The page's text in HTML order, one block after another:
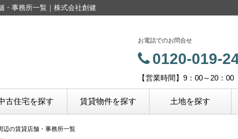
・事務所一覧｜株式会社創健
お電話でのお問合せ
0120-019-
【営業時間】9：00～20：
古住宅を探す 賃貸物件を探す 土地を探す
辺の賃貸店舗・事務所一覧